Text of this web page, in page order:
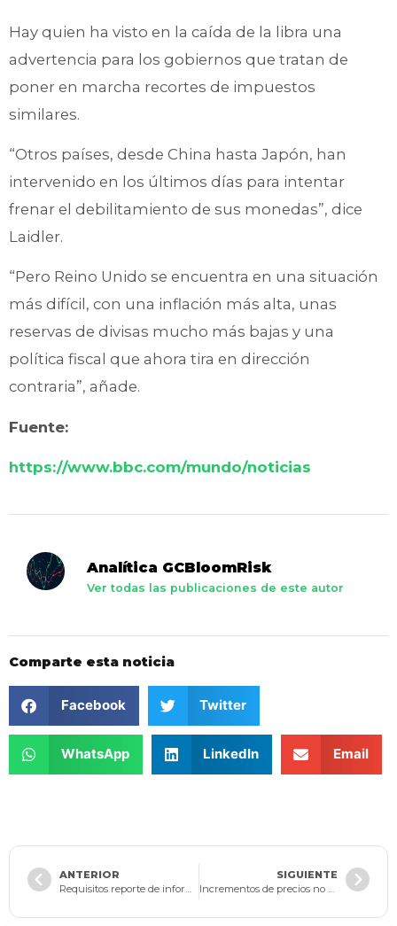
Hay quien ha visto en la caída de la libra una
advertencia para los gobiernos que tratan de
poner en marcha recortes de impuestos
similares.
“Otros países, desde China hasta Japón, han
intervenido en los últimos días para intentar
frenar el debilitamiento de sus monedas”, dice
Laidler.
“Pero Reino Unido se encuentra en una situación
más difícil, con una inflación más alta, unas
reservas de divisas mucho más bajas y una
política fiscal que ahora tira en dirección
contraria”, añade.
Fuente:
https://www.bbc.com/mundo/noticias
Analítica GCBloomRisk
Ver todas las publicaciones de este autor
Comparte esta noticia
Facebook Twitter
WhatsApp LinkedIn Email
ANTERIOR
Requisitos reporte de información ante centrales de riesgo
SIGUIENTE
Incrementos de precios no paran: Inflación en Reino Unido alcanzará 18% a principios de 2023.